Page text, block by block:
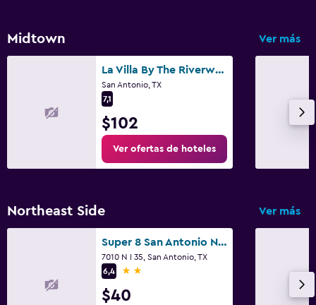
Midtown Ver más
La Villa By The Riverwalk
San Antonio, TX
7,1
$102
Ver ofertas de hoteles
Northeast Side Ver más
Super 8 San Antonio Northeast
7010 N I 35, San Antonio, TX
6,4
2 estrellas
$40